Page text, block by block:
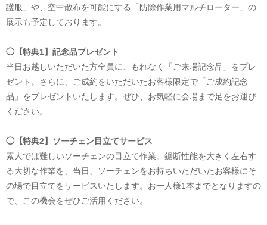
護服」や、空中散布を可能にする「防除作業用マルチローター」の
展示も予定しております。
◯【特典1】記念品プレゼント
当日お越しいただいた方全員に、もれなく「ご来場記念品」をプレ
ゼント。さらに、
ご成約をいただいたお客様限定で「ご成約記念
品」をプレゼントいたします。ぜひ、お気軽に会場まで足をお運び
ください。
◯【特典2】ソーチェン目立てサービス
素人では難しいソーチェンの目立て作業。鋸断性能を大きく左右す
る大切な作業を、当日、ソーチェンをお持ちいただいたお客様にそ
の場で目立てをサービスいたします。お一人様1本までとなりますの
で、この機会をぜひご活用ください。